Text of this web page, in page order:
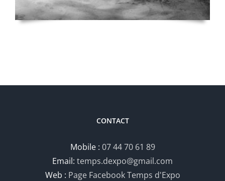
CONTACT
Mobile : 07 44 70 61 89
Email: temps.dexpo@gmail.com
Web : Page Facebook Temps d'Expo